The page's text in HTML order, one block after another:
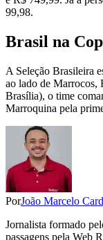
99,98.
Brasil na
A Seleção Brasileira
ao lado de Marrocos,
Brasília), o time
Marroquina pela
PorJoão Marcelo
Jornalista formado
passagens pela Web